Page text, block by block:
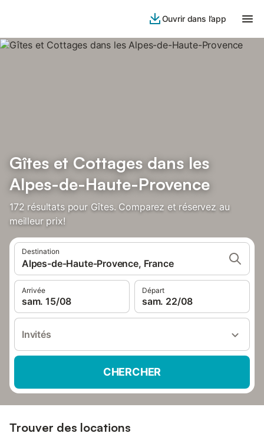
Ouvrir dans l’app
Gîtes et Cottages dans les
Alpes-de-Haute-Provence
172 résultats pour Gîtes. Comparez et réservez au
meilleur prix!
Destination
Alpes-de-Haute-Provence, France
Arrivée
sam. 15/08
Départ
sam. 22/08
Invités
CHERCHER
Trouver des locations